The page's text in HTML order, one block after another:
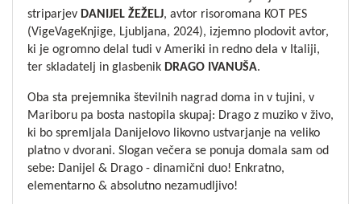
striparjev DANIJEL ŽEŽELJ, avtor risoromana KOT PES
(VigeVageKnjige, Ljubljana, 2024), izjemno plodovit avtor,
ki je ogromno delal tudi v Ameriki in redno dela v Italiji,
ter skladatelj in glasbenik DRAGO IVANUŠA.
Oba sta prejemnika številnih nagrad doma in v tujini, v
Mariboru pa bosta nastopila skupaj: Drago z muziko v živo,
ki bo spremljala Danijelovo likovno ustvarjanje na veliko
platno v dvorani. Slogan večera se ponuja domala sam od
sebe: Danijel & Drago - dinamični duo! Enkratno,
elementarno & absolutno nezamudljivo!